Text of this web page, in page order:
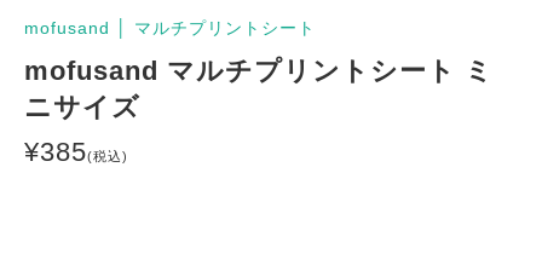
mofusand マルチプリントシート
mofusand マルチプリントシート ミ
ニサイズ
¥385(税込)